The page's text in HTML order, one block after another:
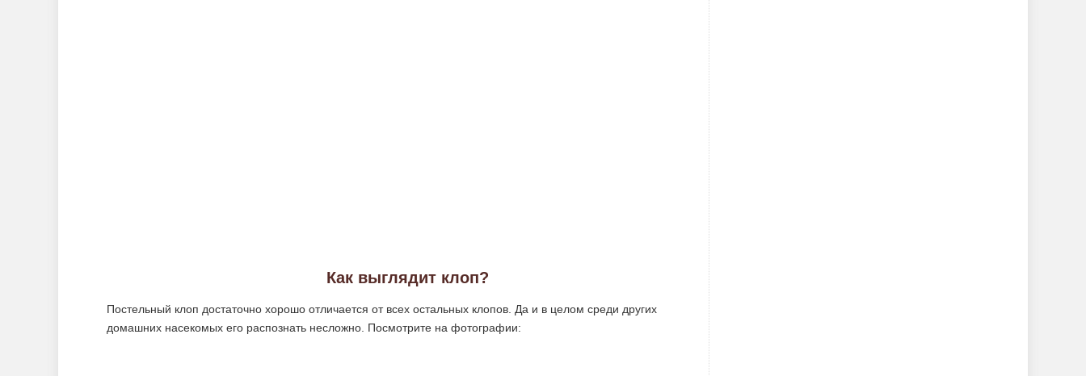
Как выглядит клоп?
Постельный клоп достаточно хорошо отличается от всех остальных клопов. Да и в целом среди других
домашних насекомых его распознать несложно. Посмотрите на фотографии: